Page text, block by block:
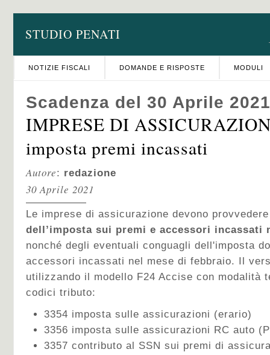
STUDIO PENATI
NOTIZIE FISCALI DOMANDE E RISPOSTE MODULI
Scadenza del 30 Aprile 2021
IMPRESE DI
imposta premi incassati
Autore: redazione
30 Aprile 2021
Le imprese di assicurazione devono
dell’imposta sui premi e accessori incassati
nonché degli eventuali conguagli dell'imposta
accessori incassati nel mese di febbraio. Il
utilizzando il modello F24 Accise con modalità
codici tributo:
3354 imposta sulle assicurazioni (erario)
3356 imposta sulle assicurazioni RC auto
3357 contributo al SSN sui premi di